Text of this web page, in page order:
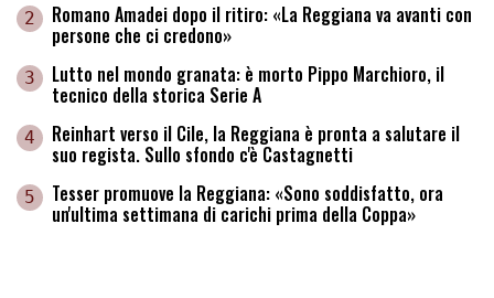
2 Romano Amadei dopo il ritiro: «La Reggiana va avanti con
persone che ci credono»
3 Lutto nel mondo granata: è morto Pippo Marchioro, il
tecnico della storica Serie A
4 Reinhart verso il Cile, la Reggiana è pronta a salutare il
suo regista. Sullo sfondo c'è Castagnetti
5 Tesser promuove la Reggiana: «Sono soddisfatto, ora
un'ultima settimana di carichi prima della Coppa»